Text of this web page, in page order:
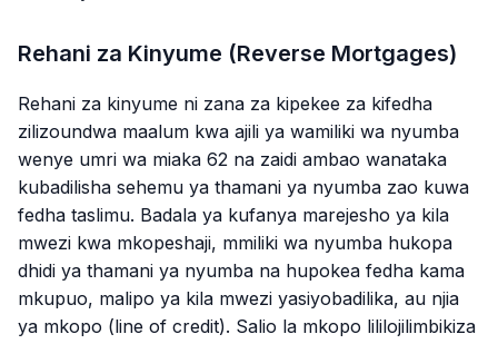
Rehani za Kinyume (Reverse Mortgages)
Rehani za kinyume ni zana za kipekee za kifedha
zilizoundwa maalum kwa ajili ya wamiliki wa nyumba
wenye umri wa miaka 62 na zaidi ambao wanataka
kubadilisha sehemu ya thamani ya nyumba zao kuwa
fedha taslimu. Badala ya kufanya marejesho ya kila
mwezi kwa mkopeshaji, mmiliki wa nyumba hukopa
dhidi ya thamani ya nyumba na hupokea fedha kama
mkupuo, malipo ya kila mwezi yasiyobadilika, au njia
ya mkopo (line of credit). Salio la mkopo lililojilimbikiza